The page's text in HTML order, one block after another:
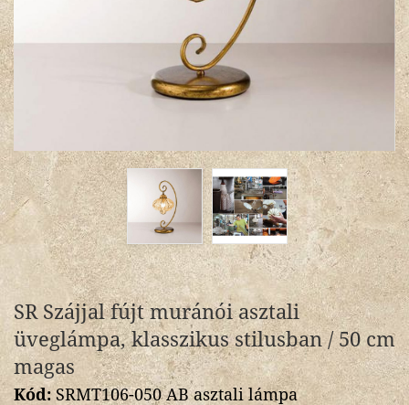
SR Szájjal fújt muránói asztali
üveglámpa, klasszikus stilusban / 50 cm
magas
Kód:SRMT106-050 AB asztali lámpa